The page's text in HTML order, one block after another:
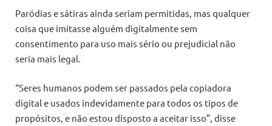
Paródias e sátiras ainda seriam permitidas, mas qualquer
coisa que imitasse alguém digitalmente sem
consentimento para uso mais sério ou prejudicial não
seria mais legal.
“Seres humanos podem ser passados pela copiadora
digital e usados indevidamente para todos os tipos de
propósitos, e não estou disposto a aceitar isso”, disse